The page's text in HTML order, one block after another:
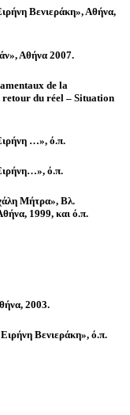
Βενιεράκη», Αθήνα,
Αθήνα 2007.
de la
retour du réel – Situation
…», ό.π.
ό.π.
Μήτρα», Βλ.
1999, και ό.π.
2003.
Βενιεράκη», ό.π.